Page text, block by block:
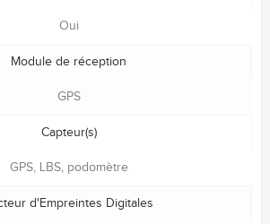
Oui
Module de réception
GPS
Capteur(s)
GPS, LBS, podomètre
d'Empreintes Digitales